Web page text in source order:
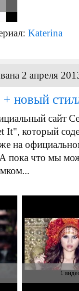
Katerina
2 апреля
новый
сайт
It", который
на
пока что мы
1